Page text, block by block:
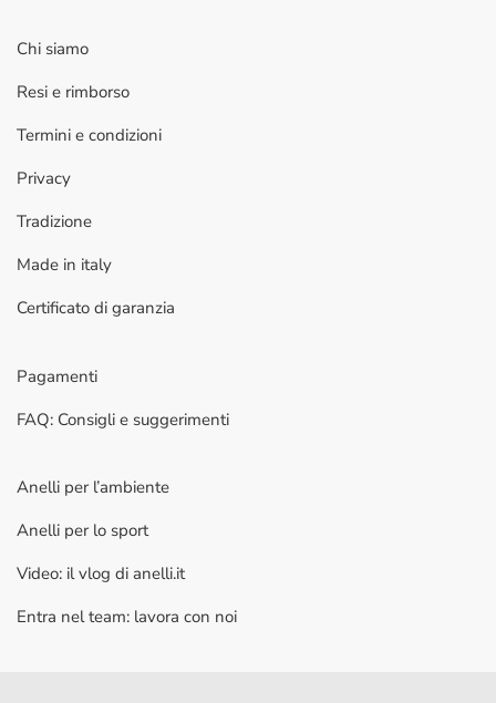
Chi siamo
Resi e rimborso
Termini e condizioni
Privacy
Tradizione
Made in italy
Certificato di garanzia
Pagamenti
FAQ: Consigli e suggerimenti
Anelli per l’ambiente
Anelli per lo sport
Video: il vlog di anelli.it
Entra nel team: lavora con noi